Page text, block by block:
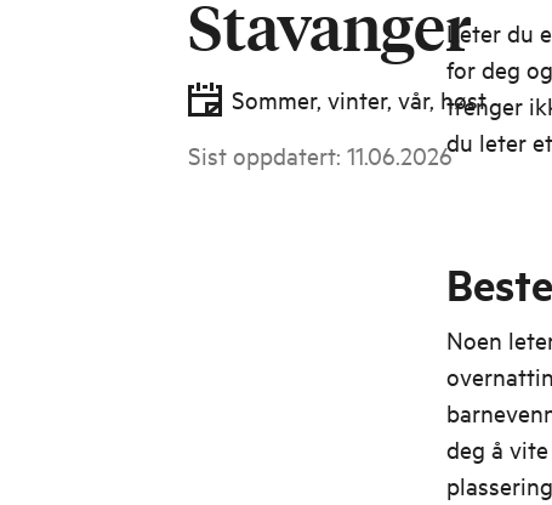
Stavanger
Sommer, vinter, vår, høst
Sist oppdatert: 11.06.2026
Leter du
for deg
trenger
du leter
Noen
deg å